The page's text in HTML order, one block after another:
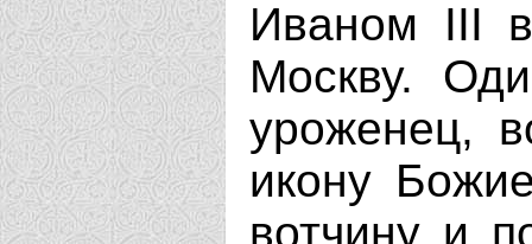
Иваном III
Москву.
уроженец,
икону
вотчину и